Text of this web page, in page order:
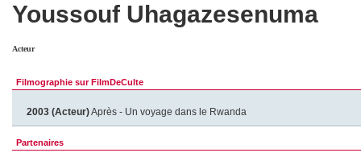
Youssouf Uhagazesenuma
Acteur
Filmographie sur FilmDeCulte
2003 (Acteur)Après - Un voyage dans le Rwanda
Partenaires